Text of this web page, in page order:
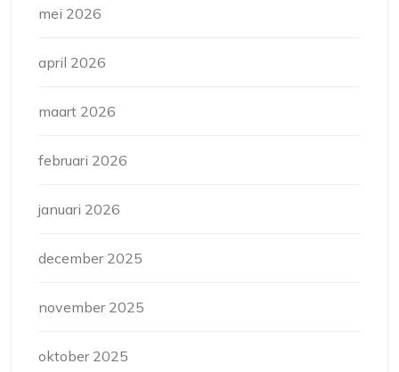
mei 2026
april 2026
maart 2026
februari 2026
januari 2026
december 2025
november 2025
oktober 2025